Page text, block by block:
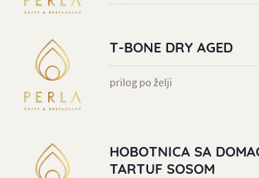
T-BONE DRY AGED
prilog po želji
HOBOTNICA SA
TARTUF SOSOM